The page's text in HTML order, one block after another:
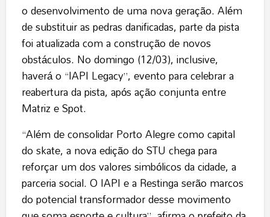
o desenvolvimento de uma nova geração. Além
de substituir as pedras danificadas, parte da pista
foi atualizada com a construção de novos
obstáculos. No domingo (12/03), inclusive,
haverá o “IAPI Legacy”, evento para celebrar a
reabertura da pista, após ação conjunta entre
Matriz e Spot.
“Além de consolidar Porto Alegre como capital
do skate, a nova edição do STU chega para
reforçar um dos valores simbólicos da cidade, a
parceria social. O IAPI e a Restinga serão marcos
do potencial transformador desse movimento